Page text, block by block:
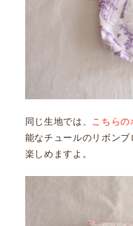
同じ生地では、 こちらの
能なチュールのリボン
楽しめますよ。